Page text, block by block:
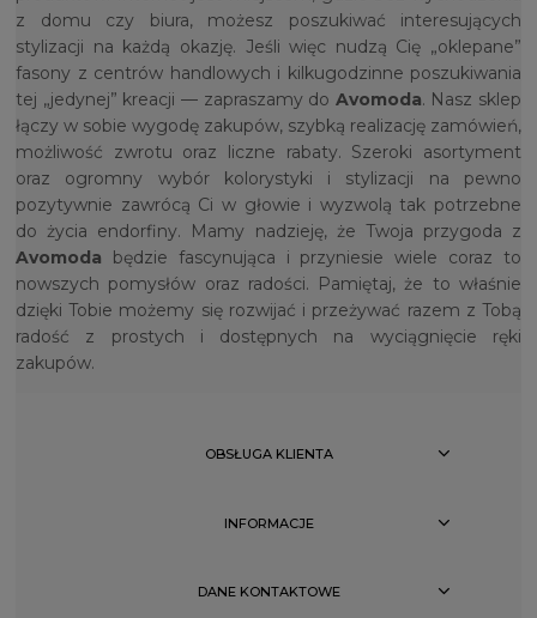
z domu czy biura, możesz poszukiwać interesujących
stylizacji na każdą okazję. Jeśli więc nudzą Cię „oklepane”
fasony z centrów handlowych i kilkugodzinne poszukiwania
tej „jedynej” kreacji — zapraszamy do Avomoda. Nasz sklep
łączy w sobie wygodę zakupów, szybką realizację zamówień,
możliwość zwrotu oraz liczne rabaty. Szeroki asortyment
oraz ogromny wybór kolorystyki i stylizacji na pewno
pozytywnie zawrócą Ci w głowie i wyzwolą tak potrzebne
do życia endorfiny. Mamy nadzieję, że Twoja przygoda z
Avomoda będzie fascynująca i przyniesie wiele coraz to
nowszych pomysłów oraz radości. Pamiętaj, że to właśnie
dzięki Tobie możemy się rozwijać i przeżywać razem z Tobą
radość z prostych i dostępnych na wyciągnięcie ręki
zakupów.
OBSŁUGA KLIENTA
INFORMACJE
DANE KONTAKTOWE